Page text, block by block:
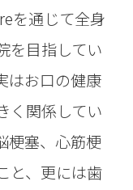
を通じて全身
を目指してい
はお口の健康
く関係してい
梗塞、心筋梗
と、更には歯